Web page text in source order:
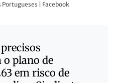
| Facebook
plano de
em risco de